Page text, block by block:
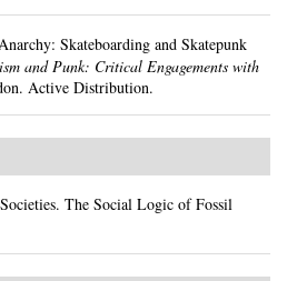
Skateboarding and Skatepunk
and Punk: Critical Engagements with
Active Distribution.
The Social Logic of Fossil